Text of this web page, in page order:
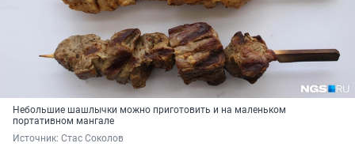
Небольшие шашлычки можно приготовить и на маленьком
портативном мангале
Источник: Стас Соколов